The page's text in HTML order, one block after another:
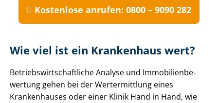
Kostenlose anrufen: 0800 – 9090 282
Wie viel ist ein Krankenhaus wert?
Be­triebs­wirt­schaft­li­che Analyse und Im­mo­bi­li­en­be­
wer­tung gehen bei der Wertermittlung eines
Krankenhauses oder einer Klinik Hand in Hand, wie